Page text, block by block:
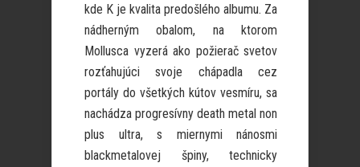
kde K je kvalita predošlého albumu. Za
nádherným obalom, na ktorom
Mollusca vyzerá ako požierač svetov
rozťahujúci svoje chápadla cez
portály do všetkých kútov vesmíru, sa
nachádza progresívny death metal non
plus ultra, s miernymi nánosmi
blackmetalovej špiny, technicky